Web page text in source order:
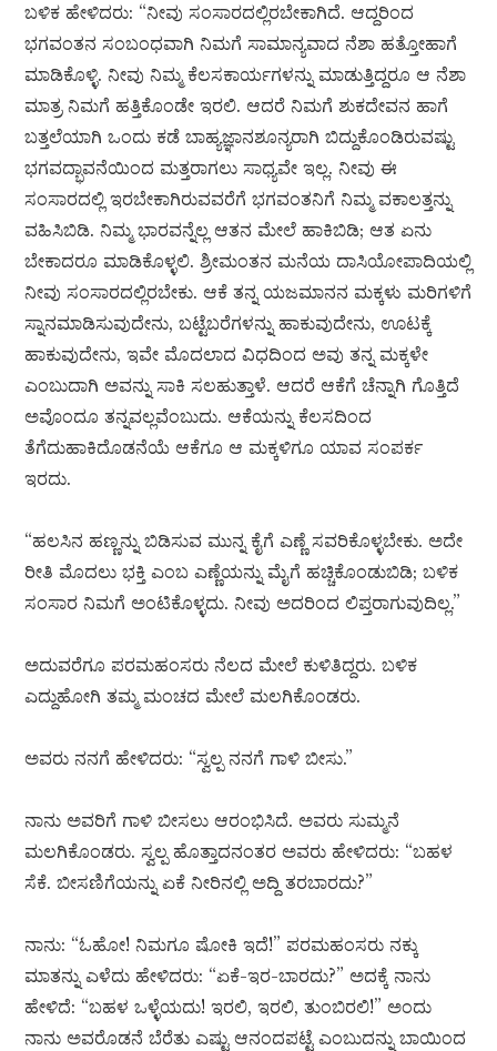
ಬಳಿಕ ಹೇಳಿದರು: “ನೀವು ಸಂಸಾರದಲ್ಲಿರಬೇಕಾಗಿದೆ. ಆದ್ದರಿಂದ
ಭಗವಂತನ ಸಂಬಂಧವಾಗಿ ನಿಮಗೆ ಸಾಮಾನ್ಯವಾದ ನೆಶಾ ಹತ್ತೋಹಾಗೆ
ಮಾಡಿಕೊಳ್ಳಿ. ನೀವು ನಿಮ್ಮ ಕೆಲಸಕಾರ್ಯಗಳನ್ನು ಮಾಡುತ್ತಿದ್ದರೂ ಆ ನೆಶಾ
ಮಾತ್ರ ನಿಮಗೆ ಹತ್ತಿಕೊಂಡೇ ಇರಲಿ. ಆದರೆ ನಿಮಗೆ ಶುಕದೇವನ ಹಾಗೆ
ಬತ್ತಲೆಯಾಗಿ ಒಂದು ಕಡೆ ಬಾಹ್ಯಜ್ಞಾನಶೂನ್ಯರಾಗಿ ಬಿದ್ದುಕೊಂಡಿರುವಷ್ಟು
ಭಗವದ್ಭಾವನೆಯಿಂದ ಮತ್ತರಾಗಲು ಸಾಧ್ಯವೇ ಇಲ್ಲ. ನೀವು ಈ
ಸಂಸಾರದಲ್ಲಿ ಇರಬೇಕಾಗಿರುವವರೆಗೆ ಭಗವಂತನಿಗೆ ನಿಮ್ಮ ವಕಾಲತ್ತನ್ನು
ವಹಿಸಿಬಿಡಿ. ನಿಮ್ಮ ಭಾರವನ್ನೆಲ್ಲ ಆತನ ಮೇಲೆ ಹಾಕಿಬಿಡಿ; ಆತ ಏನು
ಬೇಕಾದರೂ ಮಾಡಿಕೊಳ್ಳಲಿ. ಶ್ರೀಮಂತನ ಮನೆಯ ದಾಸಿಯೋಪಾದಿಯಲ್ಲಿ
ನೀವು ಸಂಸಾರದಲ್ಲಿರಬೇಕು. ಆಕೆ ತನ್ನ ಯಜಮಾನನ ಮಕ್ಕಳು ಮರಿಗಳಿಗೆ
ಸ್ನಾನಮಾಡಿಸುವುದೇನು, ಬಟ್ಟೆಬರೆಗಳನ್ನು ಹಾಕುವುದೇನು, ಊಟಕ್ಕೆ
ಹಾಕುವುದೇನು, ಇವೇ ಮೊದಲಾದ ವಿಧದಿಂದ ಅವು ತನ್ನ ಮಕ್ಕಳೇ
ಎಂಬುದಾಗಿ ಅವನ್ನು ಸಾಕಿ ಸಲಹುತ್ತಾಳೆ. ಆದರೆ ಆಕೆಗೆ ಚೆನ್ನಾಗಿ ಗೊತ್ತಿದೆ
ಅವೊಂದೂ ತನ್ನವಲ್ಲವೆಂಬುದು. ಆಕೆಯನ್ನು ಕೆಲಸದಿಂದ
ತೆಗೆದುಹಾಕಿದೊಡನೆಯೆ ಆಕೆಗೂ ಆ ಮಕ್ಕಳಿಗೂ ಯಾವ ಸಂಪರ್ಕ
ಇರದು.
“ಹಲಸಿನ ಹಣ್ಣನ್ನು ಬಿಡಿಸುವ ಮುನ್ನ ಕೈಗೆ ಎಣ್ಣೆ ಸವರಿಕೊಳ್ಳಬೇಕು. ಅದೇ
ರೀತಿ ಮೊದಲು ಭಕ್ತಿ ಎಂಬ ಎಣ್ಣೆಯನ್ನು ಮೈಗೆ ಹಚ್ಚಿಕೊಂಡುಬಿಡಿ; ಬಳಿಕ
ಸಂಸಾರ ನಿಮಗೆ ಅಂಟಿಕೊಳ್ಳದು. ನೀವು ಅದರಿಂದ ಲಿಪ್ತರಾಗುವುದಿಲ್ಲ.”
ಅದುವರೆಗೂ ಪರಮಹಂಸರು ನೆಲದ ಮೇಲೆ ಕುಳಿತಿದ್ದರು. ಬಳಿಕ
ಎದ್ದುಹೋಗಿ ತಮ್ಮ ಮಂಚದ ಮೇಲೆ ಮಲಗಿಕೊಂಡರು.
ಅವರು ನನಗೆ ಹೇಳಿದರು: “ಸ್ವಲ್ಪ ನನಗೆ ಗಾಳಿ ಬೀಸು.”
ನಾನು ಅವರಿಗೆ ಗಾಳಿ ಬೀಸಲು ಆರಂಭಿಸಿದೆ. ಅವರು ಸುಮ್ಮನೆ
ಮಲಗಿಕೊಂಡರು. ಸ್ವಲ್ಪ ಹೊತ್ತಾದನಂತರ ಅವರು ಹೇಳಿದರು: “ಬಹಳ
ಸೆಕೆ. ಬೀಸಣಿಗೆಯನ್ನು ಏಕೆ ನೀರಿನಲ್ಲಿ ಅದ್ದಿ ತರಬಾರದು?”
ನಾನು: “ಓಹೋ! ನಿಮಗೂ ಷೋಕಿ ಇದೆ!” ಪರಮಹಂಸರು ನಕ್ಕು
ಮಾತನ್ನು ಎಳೆದು ಹೇಳಿದರು: “ಏಕೆ-ಇರ-ಬಾರದು?” ಅದಕ್ಕೆ ನಾನು
ಹೇಳಿದೆ: “ಬಹಳ ಒಳ್ಳೆಯದು! ಇರಲಿ, ಇರಲಿ, ತುಂಬಿರಲಿ!” ಅಂದು
ನಾನು ಅವರೊಡನೆ ಬೆರೆತು ಎಷ್ಟು ಆನಂದಪಟ್ಟೆ ಎಂಬುದನ್ನು ಬಾಯಿಂದ